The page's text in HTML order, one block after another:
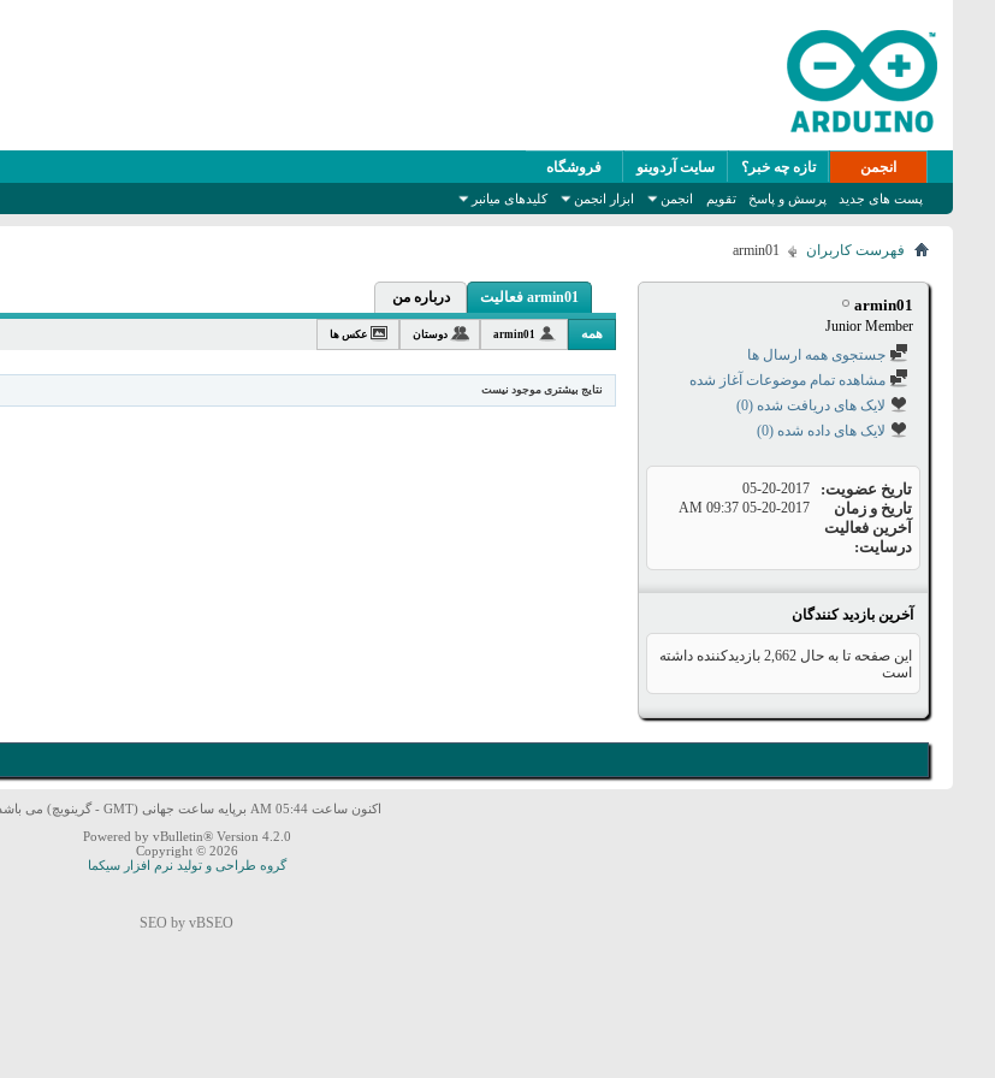
انجمن
پست های جدید پرسش و پاسخ تقویم انجمن ابزار انجمن کلیدهای میانبر
تازه چه خبر؟ سایت آردوینو فروشگاه
فهرست کاربران armin01
armin01
Junior Member
جستجوی همه ارسال ها
مشاهده تمام موضوعات آغاز شده
لایک های دریافت شده (0)
لایک های داده شده (0)
تاریخ عضویت 05-20-2017
تاریخ و زمان
آخرین فعالیت
درسایت
05-20-2017
09:37 AM
آخرین بازدید کنندگان
این صفحه تا به حال 2,662 بازدیدکننده داشته
است
armin01 فعالیت درباره من
همه armin01 دوستان عکس ها
نتایج بیشتری موجود نیست
اکنون ساعت 05:44 AM برپایه ساعت جهانی (GMT - گرینویچ) می باشد.
Powered by vBulletin® Version 4.2.0
Copyright © 2026
گروه طراحی و تولید نرم افزار سیکما
SEO by vBSEO